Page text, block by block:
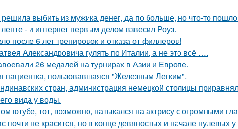
выбить из мужика денег, да по больше, но что-то пошло
- и интернет первым делом взвесил Роуз.
после 6 лет тренировок и отказа от филлеров!
Александровича гулять по Италии, а не это всё ….
26 медалей на турнирах в Азии и Европе.
пользовавшаяся "Железным Легким".
стран, администрация немецкой столицы
вида у воды.
ютубе, тот, возможно, натыкался на актрису с огромными
почти не красится, но в конце девяностых и начале нулевых